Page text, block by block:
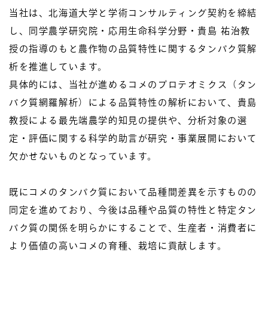
当社は、北海道大学と学術コンサルティング契約を締結
し、同学農学研究院・応用生命科学分野・貴島 祐治教
授の指導のもと農作物の品質特性に関するタンパク質解
析を推進しています。
具体的には、当社が進めるコメのプロテオミクス（タン
パク質網羅解析）による品質特性の解析において、貴島
教授による最先端農学的知見の提供や、分析対象の選
定・評価に関する科学的助言が研究・事業展開において
欠かせないものとなっています。
既にコメのタンパク質において品種間差異を示すものの
同定を進めており、今後は品種や品質の特性と特定タン
パク質の関係を明らかにすることで、生産者・消費者に
より価値の高いコメの育種、栽培に貢献します。